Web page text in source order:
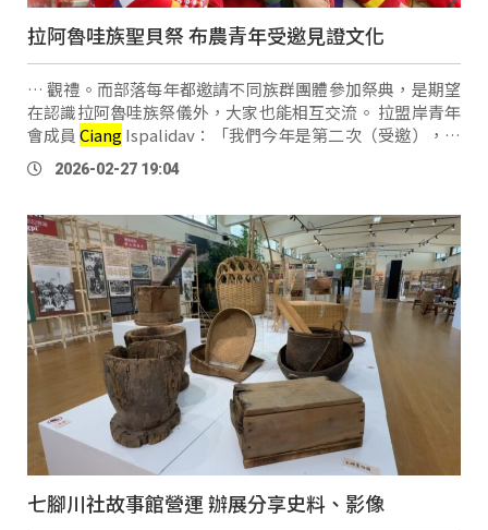
拉阿魯哇族聖貝祭 布農青年受邀見證文化
… 觀禮。而部落每年都邀請不同族群團體參加祭典，是期望
在認識拉阿魯哇族祭儀外，大家也能相互交流。 拉盟岸青年
會成員 CiangIspalidav：「我們今年是第二次（受邀），也
是有延續這份感動，能夠多學習的，這個機會就好好把
握。」 拉盟岸青年會成員 Umas Manqoqo：「主要是在 …
2026-02-27 19:04
七腳川社故事館營運 辦展分享史料、影像